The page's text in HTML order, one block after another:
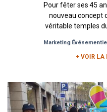
Pour fêter ses 45
nouveau concept
véritable temples
Marketing
+ VOIR LA